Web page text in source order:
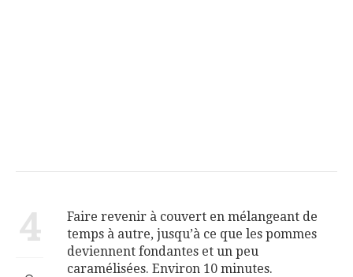
4
Faire revenir à couvert en mélangeant de
temps à autre, jusqu’à ce que les pommes
deviennent fondantes et un peu
caramélisées. Environ 10 minutes.